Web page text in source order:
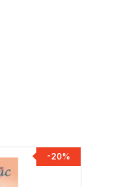
-20%